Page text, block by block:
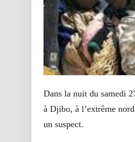
Dans la nuit du samedi
à Djibo, à l’extrême
un suspect.